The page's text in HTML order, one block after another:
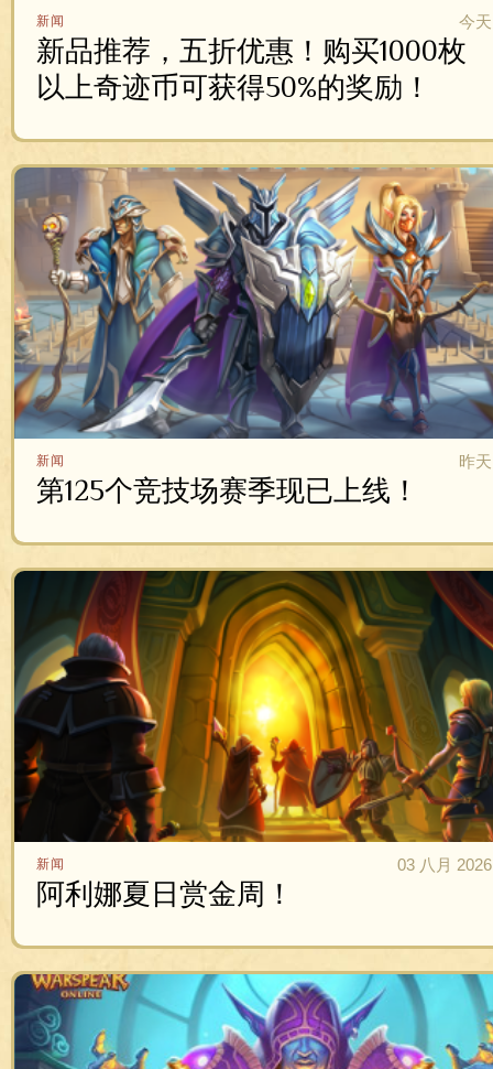
新闻
新品推荐，五折优惠！购买1000枚
以上奇迹币可获得50%的奖励！
今天
新闻
第125个竞技场赛季现已上线！
昨天
新闻
阿利娜夏日赏金周！
03 八月 2026